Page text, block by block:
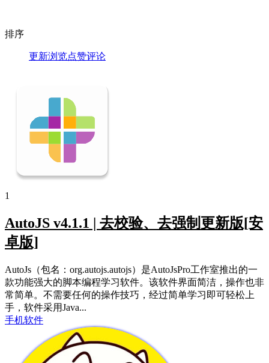
排序
更新浏览点赞评论
1
AutoJS v4.1.1 | 去校验、去强制更新版[安
卓版]
AutoJs（包名：org.autojs.autojs）是AutoJsPro工作室推出的一
款功能强大的脚本编程学习软件。该软件界面简洁，操作也非
常简单。不需要任何的操作技巧，经过简单学习即可轻松上
手，软件采用Java...
手机软件